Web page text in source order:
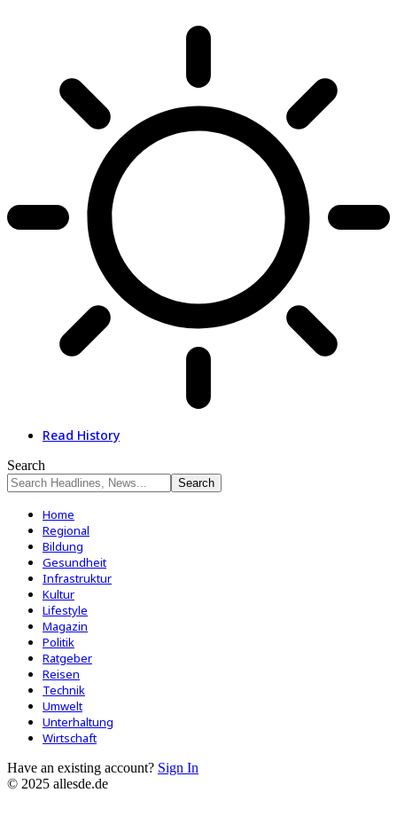
Read History
Search
Home
Regional
Bildung
Gesundheit
Infrastruktur
Kultur
Lifestyle
Magazin
Politik
Ratgeber
Reisen
Technik
Umwelt
Unterhaltung
Wirtschaft
Have an existing account? Sign In
© 2025 allesde.de